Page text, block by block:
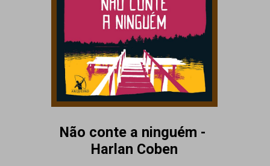
Não conte a ninguém -
Harlan Coben